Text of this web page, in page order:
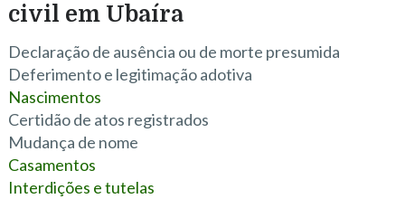
civil em Ubaíra
Declaração de ausência ou de morte presumida
Deferimento e legitimação adotiva
Nascimentos
Certidão de atos registrados
Mudança de nome
Casamentos
Interdições e tutelas